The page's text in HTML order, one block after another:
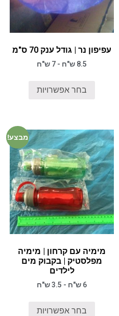
עפיפון נר | גודל ענק 70 ס"מ
8.5 ש"ח - 7 ש"ח
בחר אפשרויות
מבצע!
מימיה עם קרחון | מימיה
מפלסטיק | בקבוק מים
לילדים
6 ש"ח - 3.5 ש"ח
בחר אפשרויות